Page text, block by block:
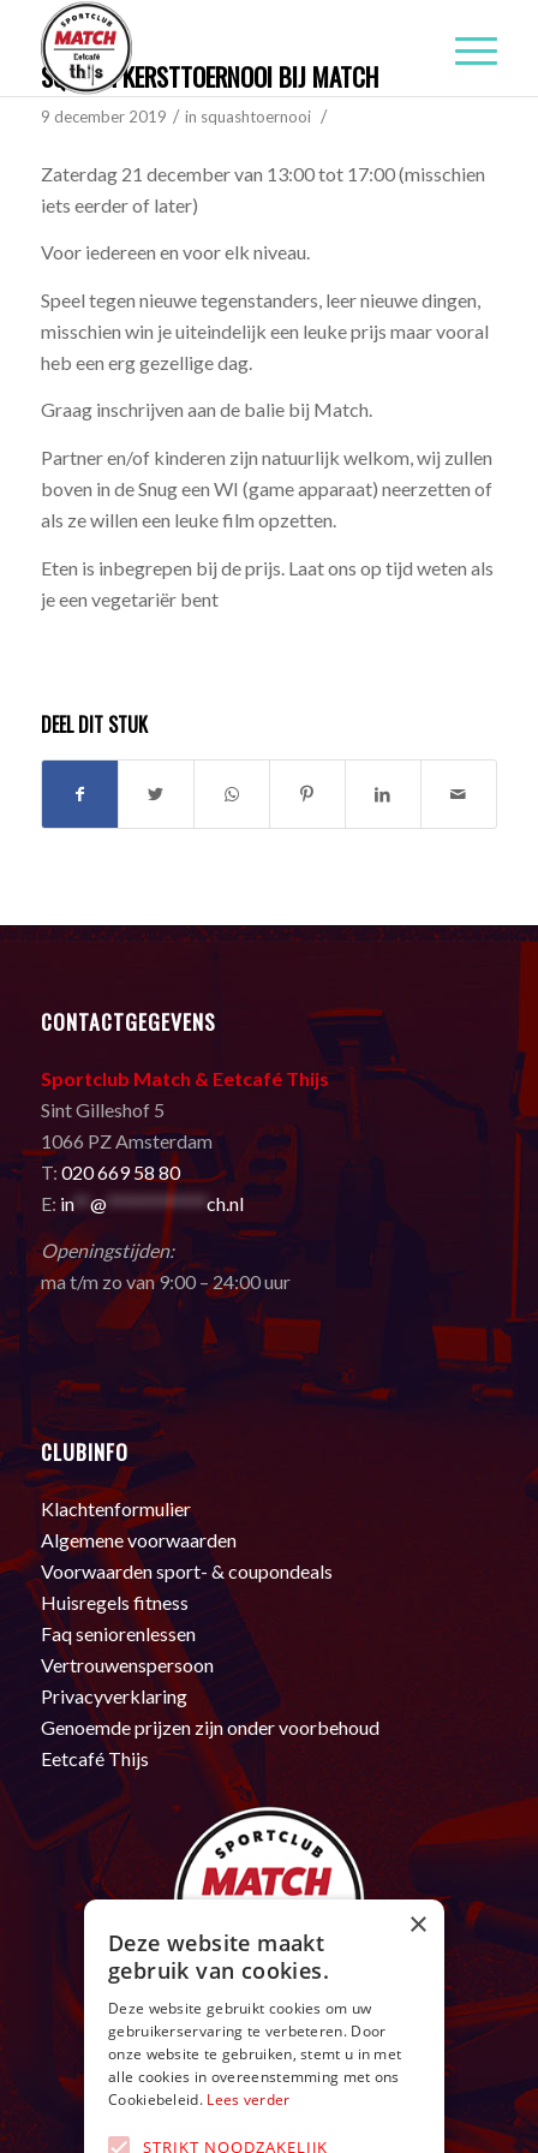
SQUASH KERSTTOERNOOI BIJ MATCH
9 december 2019 / in squashtoernooi /
Zaterdag 21 december van 13:00 tot 17:00 (misschien
iets eerder of later)
Voor iedereen en voor elk niveau.
Speel tegen nieuwe tegenstanders, leer nieuwe dingen,
misschien win je uiteindelijk een leuke prijs maar vooral
heb een erg gezellige dag.
Graag inschrijven aan de balie bij Match.
Partner en/of kinderen zijn natuurlijk welkom, wij zullen
boven in de Snug een WI (game apparaat) neerzetten of
als ze willen een leuke film opzetten.
Eten is inbegrepen bij de prijs. Laat ons op tijd weten als
je een vegetariër bent
DEEL DIT STUK
CONTACTGEGEVENS
Sportclub Match & Eetcafé Thijs
Sint Gilleshof 5
1066 PZ Amsterdam
T: 020 669 58 80
E: in** @************ ch.nl
Openingstijden:
ma t/m zo van 9:00 – 24:00 uur
CLUBINFO
Klachtenformulier
Algemene voorwaarden
Voorwaarden sport- & coupondeals
Huisregels fitness
Faq seniorenlessen
Vertrouwenspersoon
Privacyverklaring
Genoemde prijzen zijn onder voorbehoud
Eetcafé Thijs
×
Deze website maakt
gebruik van cookies.
Deze website gebruikt cookies om uw
gebruikerservaring te verbeteren. Door
onze website te gebruiken, stemt u in met
alle cookies in overeenstemming met ons
Cookiebeleid. Lees verder
STRIKT NOODZAKELIJK